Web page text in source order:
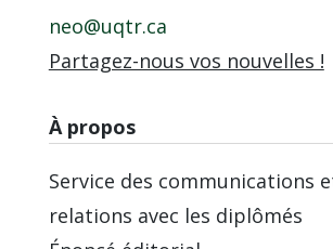
neo@uqtr.ca
Partagez-nous vos nouvelles !
À propos
Service des communications
relations avec les diplômés